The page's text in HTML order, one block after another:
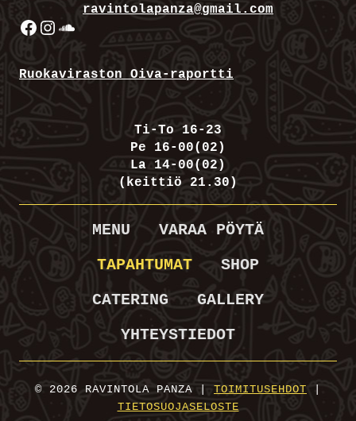
ravintolapanza@gmail.com
Facebook
Instagram
SoundCloud
Ruokaviraston Oiva-raportti
Ti-To 16-23
Pe 16-00(02)
La 14-00(02)
(keittiö 21.30)
MENU
VARAA PÖYTÄ
TAPAHTUMAT
SHOP
CATERING
GALLERY
YHTEYSTIEDOT
© 2026 RAVINTOLA PANZA | TOIMITUSEHDOT
TIETOSUOJASELOSTE